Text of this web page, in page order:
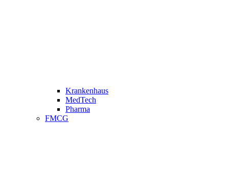
Krankenhaus
MedTech
Pharma
FMCG